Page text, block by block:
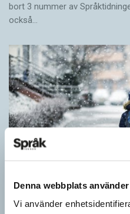
Denna webbplats
Vi använder
bort 3 nummer av
också…